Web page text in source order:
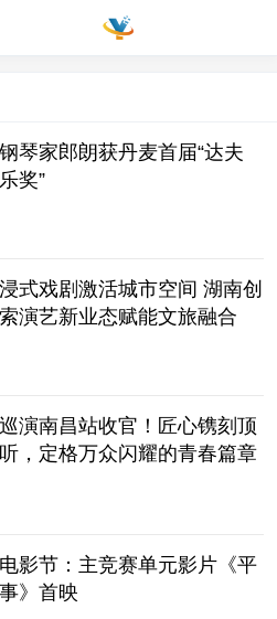
琴家郎朗获丹麦首届“达夫
奖”
式戏剧激活城市空间 湖南创
演艺新业态赋能文旅融合
演南昌站收官！匠心镌刻顶
，定格万众闪耀的青春篇章
影节：主竞赛单元影片《平
》首映